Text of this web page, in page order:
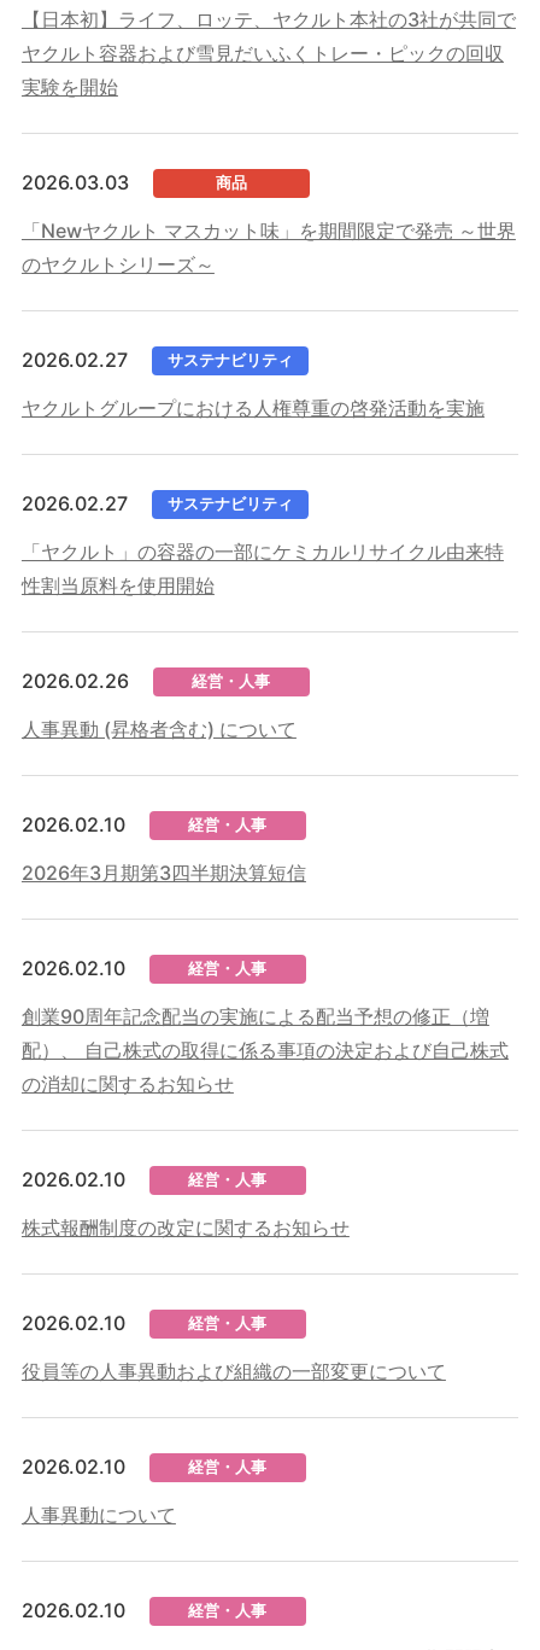
【日本初】ライフ、ロッテ、ヤクルト本社の3社が共同で
ヤクルト容器および雪見だいふくトレー・ピックの回収
実験を開始
2026.03.03 商品
「Newヤクルト マスカット味」を期間限定で発売 ～世界
のヤクルトシリーズ～
2026.02.27 サステナビリティ
ヤクルトグループにおける人権尊重の啓発活動を実施
2026.02.27 サステナビリティ
「ヤクルト」の容器の一部にケミカルリサイクル由来特
性割当原料を使用開始
2026.02.26 経営・人事
人事異動 (昇格者含む) について
2026.02.10 経営・人事
2026年3月期第3四半期決算短信
2026.02.10 経営・人事
創業90周年記念配当の実施による配当予想の修正（増
配）、 自己株式の取得に係る事項の決定および自己株式
の消却に関するお知らせ
2026.02.10 経営・人事
株式報酬制度の改定に関するお知らせ
2026.02.10 経営・人事
役員等の人事異動および組織の一部変更について
2026.02.10 経営・人事
人事異動について
2026.02.10 経営・人事